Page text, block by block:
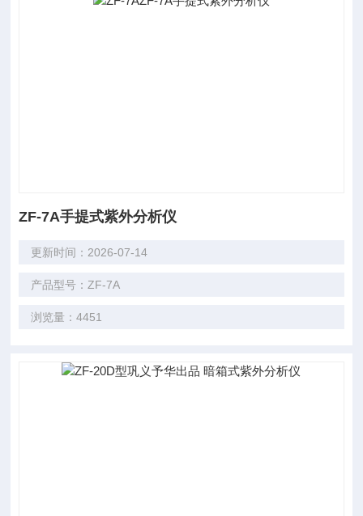
ZF-7A手提式紫外分析仪
更新时间：2026-07-14
产品型号：ZF-7A
浏览量：4451